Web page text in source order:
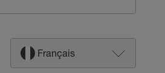
Français